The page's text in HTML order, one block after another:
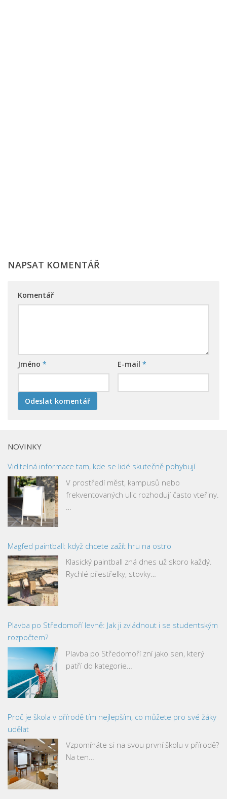
NAPSAT KOMENTÁŘ
Komentář
Jméno * E-mail *
NOVINKY
Viditelná informace tam, kde se lidé skutečně pohybují
V prostředí měst, kampusů nebo
frekventovaných ulic rozhodují často vteřiny.
Magfed paintball: když chcete zažít hru na ostro
Klasický paintball zná dnes už skoro každý.
Rychlé přestřelky, stovky…
Plavba po Středomoří levně: Jak ji zvládnout i se studentským
rozpočtem?
Plavba po Středomoří zní jako sen, který
patří do kategorie…
Proč je škola v přírodě tím nejlepším, co můžete pro své žáky
udělat
Vzpomínáte si na svou první školu v přírodě?
Na ten…